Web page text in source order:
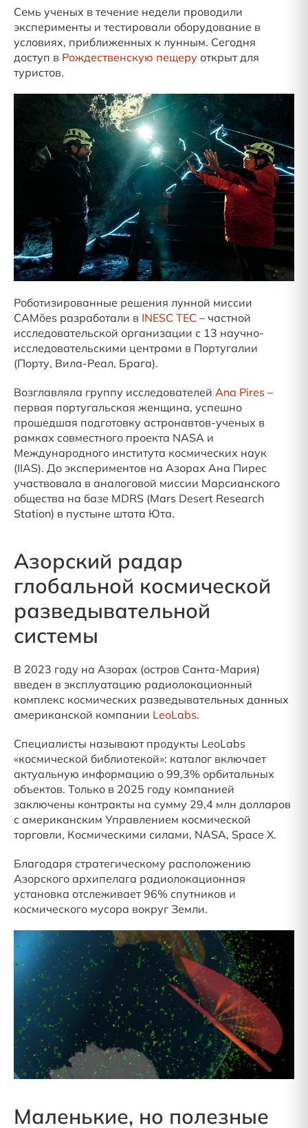
Семь ученых в течение недели проводили
эксперименты и тестировали оборудование в
условиях, приближенных к лунным. Сегодня
доступ в Рождественскую пещеру открыт для
туристов.
Роботизированные решения лунной миссии
CAMões разработали в INESC TEC – частной
исследовательской организации с 13 научно-
исследовательскими центрами в Португалии
(Порту, Вила-Реал, Брага).
Возглавляла группу исследователей Ana Pires –
первая португальская женщина, успешно
прошедшая подготовку астронавтов-ученых в
рамках совместного проекта NASA и
Международного института космических наук
(IIAS). До экспериментов на Азорах Ана Пирес
участвовала в аналоговой миссии Марсианского
общества на базе MDRS (Mars Desert Research
Station) в пустыне штата Юта.
Азорский радар
глобальной космической
разведывательной
системы
В 2023 году на Азорах (остров Санта-Мария)
введен в эксплуатацию радиолокационный
комплекс космических разведывательных данных
американской компании LeoLabs.
Специалисты называют продукты LeoLabs
«космической библиотекой»: каталог включает
актуальную информацию о 99,3% орбитальных
объектов. Только в 2025 году компанией
заключены контракты на сумму 29,4 млн долларов
с американским Управлением космической
торговли, Космическими силами, NASA, Space X.
Благодаря стратегическому расположению
Азорского архипелага радиолокационная
установка отслеживает 96% спутников и
космического мусора вокруг Земли.
Маленькие, но полезные